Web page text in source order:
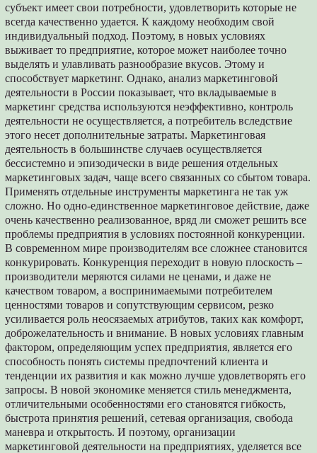
субъект имеет свои потребности, удовлетворить которые не
всегда качественно удается. К каждому необходим свой
индивидуальный подход. Поэтому, в новых условиях
выживает то предприятие, которое может наиболее точно
выделять и улавливать разнообразие вкусов. Этому и
способствует маркетинг. Однако, анализ маркетинговой
деятельности в России показывает, что вкладываемые в
маркетинг средства используются неэффективно, контроль
деятельности не осуществляется, а потребитель вследствие
этого несет дополнительные затраты. Маркетинговая
деятельность в большинстве случаев осуществляется
бессистемно и эпизодически в виде решения отдельных
маркетинговых задач, чаще всего связанных со сбытом товара.
Применять отдельные инструменты маркетинга не так уж
сложно. Но одно-единственное маркетинговое действие, даже
очень качественно реализованное, вряд ли сможет решить все
проблемы предприятия в условиях постоянной конкуренции.
В современном мире производителям все сложнее становится
конкурировать. Конкуренция переходит в новую плоскость –
производители меряются силами не ценами, и даже не
качеством товаром, а воспринимаемыми потребителем
ценностями товаров и сопутствующим сервисом, резко
усиливается роль неосязаемых атрибутов, таких как комфорт,
доброжелательность и внимание. В новых условиях главным
фактором, определяющим успех предприятия, является его
способность понять системы предпочтений клиента и
тенденции их развития и как можно лучше удовлетворять его
запросы. В новой экономике меняется стиль менеджмента,
отличительными особенностями его становятся гибкость,
быстрота принятия решений, сетевая организация, свобода
маневра и открытость. И поэтому, организации
маркетинговой деятельности на предприятиях, уделяется все